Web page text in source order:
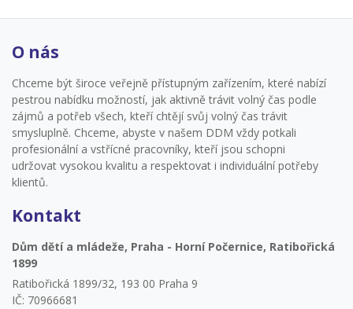
O nás
Chceme být široce veřejně přístupným zařízením, které nabízí
pestrou nabídku možností, jak aktivně trávit volný čas podle
zájmů a potřeb všech, kteří chtějí svůj volný čas trávit
smysluplně. Chceme, abyste v našem DDM vždy potkali
profesionální a vstřícné pracovníky, kteří jsou schopni
udržovat vysokou kvalitu a respektovat i individuální potřeby
klientů.
Kontakt
Dům dětí a mládeže, Praha - Horní Počernice, Ratibořická
1899
Ratibořická 1899/32, 193 00 Praha 9
IČ: 70966681